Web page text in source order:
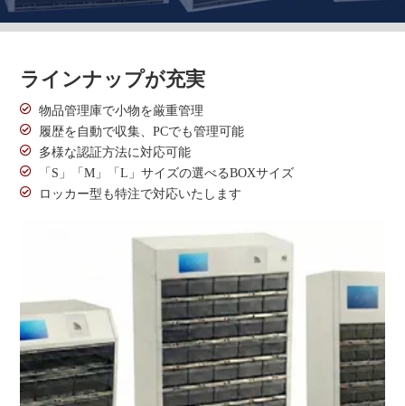
ラインナップが充実
物品管理庫で小物を厳重管理
履歴を自動で収集、PCでも管理可能
多様な認証方法に対応可能
「S」「M」「L」サイズの選べるBOXサイズ
ロッカー型も特注で対応いたします